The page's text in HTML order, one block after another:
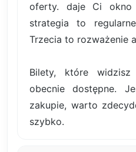
oferty. daje Ci okno
strategia to
Trzecia to rozważenie
Bilety, które
obecnie dostępne.
zakupie, warto
szybko.